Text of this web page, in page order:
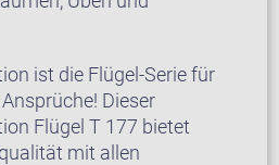
ist die Flügel-Serie für
Dieser
Flügel T 177 bietet
mit allen